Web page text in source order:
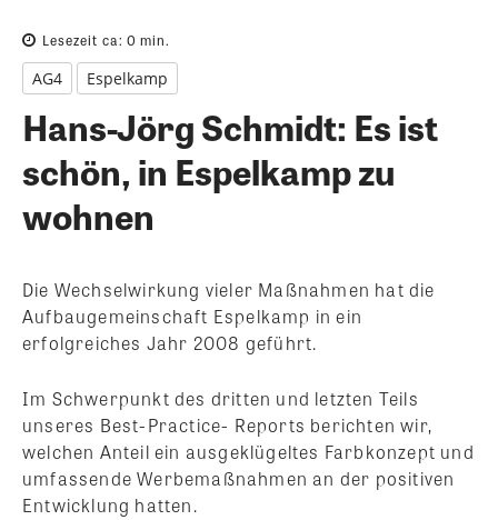
Lesezeit ca: 0 min.
AG4 Espelkamp
Hans-Jörg Schmidt: Es ist
schön, in Espelkamp zu
wohnen
Die Wechselwirkung vieler Maßnahmen hat die
Aufbaugemeinschaft Espelkamp in ein
erfolgreiches Jahr 2008 geführt.
Im Schwerpunkt des dritten und letzten Teils
unseres Best-Practice- Reports berichten wir,
welchen Anteil ein ausgeklügeltes Farbkonzept und
umfassende Werbemaßnahmen an der positiven
Entwicklung hatten.